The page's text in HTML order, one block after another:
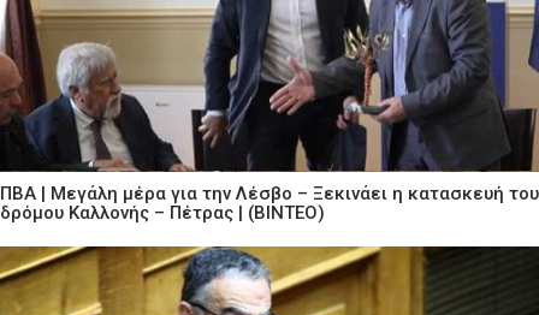
ΠΒΑ | Μεγάλη μέρα για την Λέσβο – Ξεκινάει η κατασκευή του
δρόμου Καλλονής – Πέτρας | (ΒΙΝΤΕΟ)